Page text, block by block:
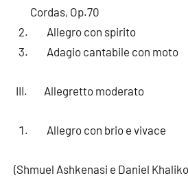
Cordas, Op.70
Allegro con spirito
Adagio cantabile con moto
III. Allegretto moderato
Allegro con brio e vivace
(Shmuel Ashkenasi e Daniel